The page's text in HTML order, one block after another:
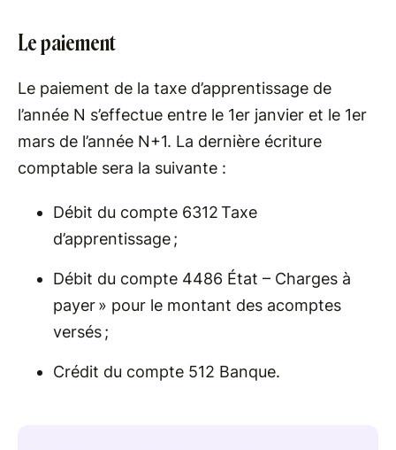
Le paiement
Le paiement de la taxe d’apprentissage de
l’année N s’effectue entre le 1er janvier et le 1er
mars de l’année N+1. La dernière écriture
comptable sera la suivante :
Débit du compte 6312 Taxe
d’apprentissage ;
Débit du compte 4486 État – Charges à
payer » pour le montant des acomptes
versés ;
Crédit du compte 512 Banque.